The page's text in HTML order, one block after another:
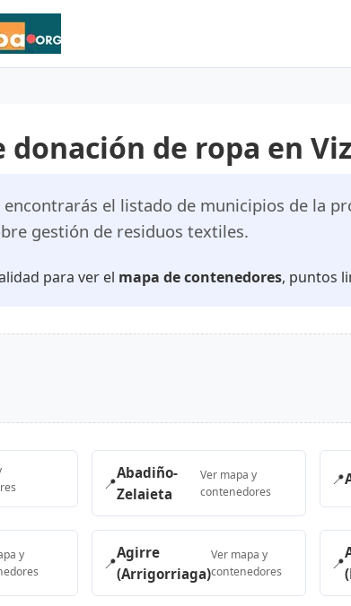
donación de ropa en
el listado de municipios de la
gestión de residuos textiles.
para ver el mapa de contenedores, puntos
📍
Abadiño-
Zelaieta
Ver mapa y
contenedores
📍
y
📍
Agirre
(Arrigorriaga)
Ver mapa y
contenedores
📍